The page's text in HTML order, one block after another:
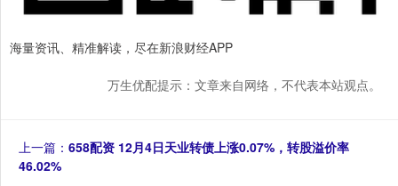
海量资讯、精准解读，尽在新浪财经APP
万生优配提示：文章来自网络，不代表本站观点。
上一篇： 658配资 12月4日天业转债上涨0.07%，转股溢价率
46.02%